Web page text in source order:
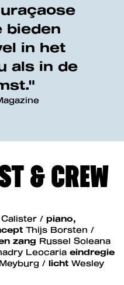
bieden
in het
als in de
& CREW
Calister / piano,
Thijs Borsten /
zang Russel Soleana
Leocaria eindregie
/ licht Wesley